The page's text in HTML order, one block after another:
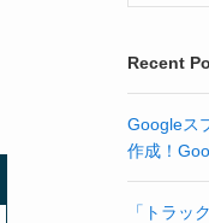
Recent
Googleス
作成！
「トラッ